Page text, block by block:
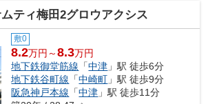
ティ梅田2グロウアクシス
敷0
8.2万円～8.3万円
地下鉄御堂筋線 「中津 」駅 徒歩6分
地下鉄谷町線 「中崎町 」駅 徒歩9分
阪急神戸本線 「中津 」駅 徒歩11分